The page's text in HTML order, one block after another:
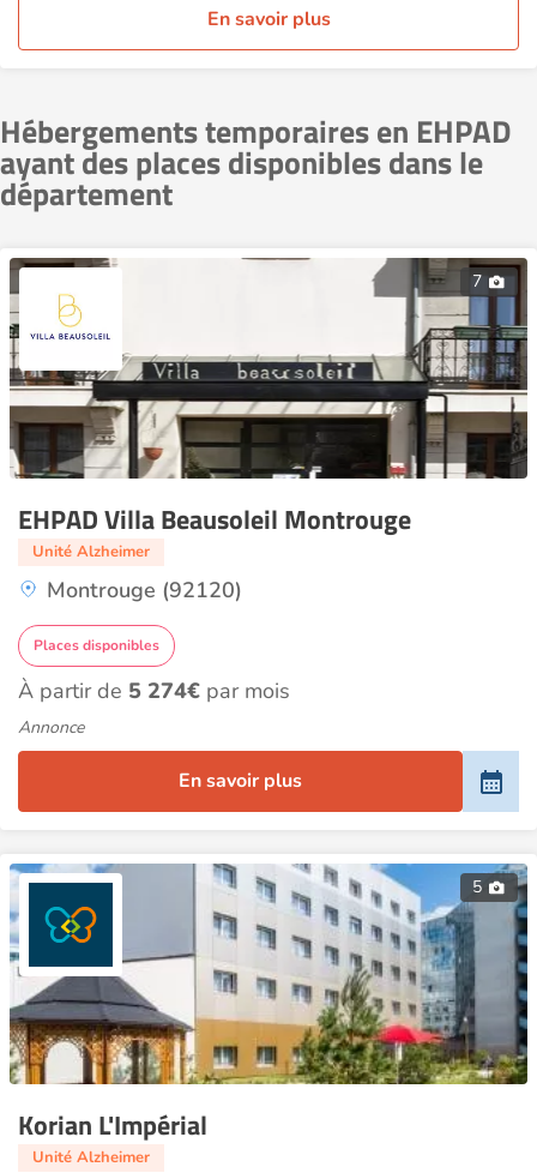
En savoir plus
Hébergements temporaires en EHPAD
ayant des places disponibles dans le
département
7
EHPAD Villa Beausoleil Montrouge
Unité Alzheimer
Montrouge (92120)
Places disponibles
À partir de 5 274€ par mois
Annonce
En savoir plus
5
Korian L'Impérial
Unité Alzheimer